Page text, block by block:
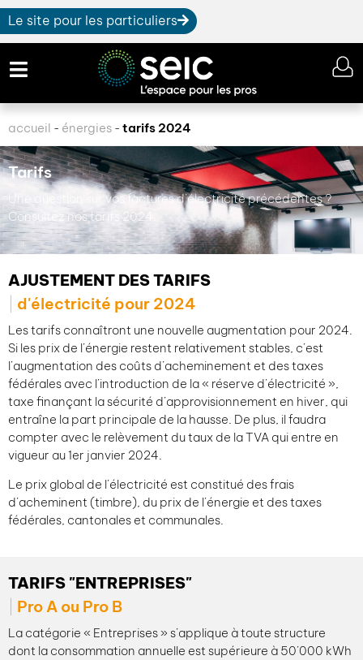
Le site pour les particuliers
accueil - énergies - tarifs 2024
Tarifs
Une question sur vos factures d’électricité précédentes ?
Consultez nos tarifs 2024.
AJUSTEMENT DES TARIFS
d'électricité pour 2024
Les tarifs connaîtront une nouvelle augmentation pour 2024.
Si les prix de l’énergie restent relativement stables, c’est
l’augmentation des coûts d’acheminement et des taxes
fédérales avec l’introduction de la « réserve d’électricité »,
taxe finançant la sécurité d’approvisionnement en hiver, qui
entraîne la part principale de la hausse. De plus, il faudra
compter avec le relèvement du taux de la TVA qui entre en
vigueur au 1er janvier 2024.
Le prix global de l’électricité est constitué des frais
d’acheminent (timbre), du prix de l’énergie et des taxes
fédérales, cantonales et communales.
TARIFS "ENTREPRISES"
Pro A ou Pro B
La catégorie « Entreprises » s’applique à toute structure
dont la consommation annuelle est supérieure à 50’000 kWh